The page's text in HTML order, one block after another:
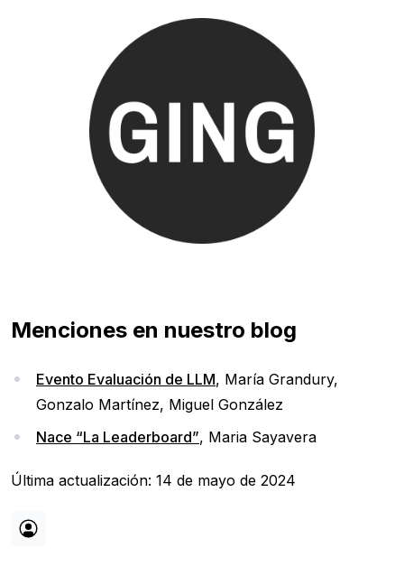
Menciones en nuestro blog
Evento Evaluación de LLM, María Grandury,
Gonzalo Martínez, Miguel González
Nace “La Leaderboard”, Maria Sayavera
Última actualización: 14 de mayo de 2024